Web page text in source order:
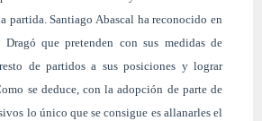
partida. Santiago Abascal ha reconocido en
que pretenden con sus medidas de
de partidos a sus posiciones y lograr
se deduce, con la adopción de parte de
lo único que se consigue es allanarles el